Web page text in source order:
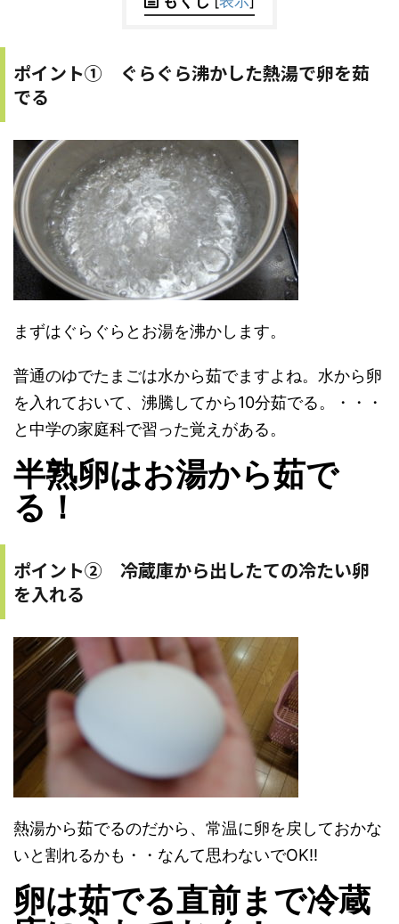
ポイント① ぐらぐら沸かした熱湯で卵を茹
でる
まずはぐらぐらとお湯を沸かします。
普通のゆでたまごは水から茹でますよね。水から卵
を入れておいて、沸騰してから10分茹でる。・・・
と中学の家庭科で習った覚えがある。
半熟卵はお湯から茹で
る！
ポイント② 冷蔵庫から出したての冷たい卵
を入れる
熱湯から茹でるのだから、常温に卵を戻しておかな
いと割れるかも・・なんて思わないでOK!!
卵は茹でる直前まで冷蔵